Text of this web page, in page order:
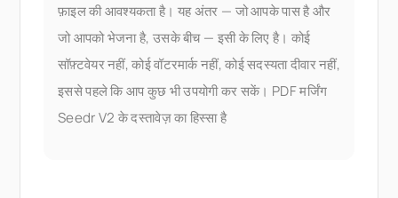
फ़ाइल की आवश्यकता है। यह अंतर — जो आपके पास है और
जो आपको भेजना है, उसके बीच — इसी के लिए है। कोई
सॉफ़्टवेयर नहीं, कोई वॉटरमार्क नहीं, कोई सदस्यता दीवार नहीं,
इससे पहले कि आप कुछ भी उपयोगी कर सकें। PDF मर्जिंग
Seedr V2 के दस्तावेज़ का हिस्सा है